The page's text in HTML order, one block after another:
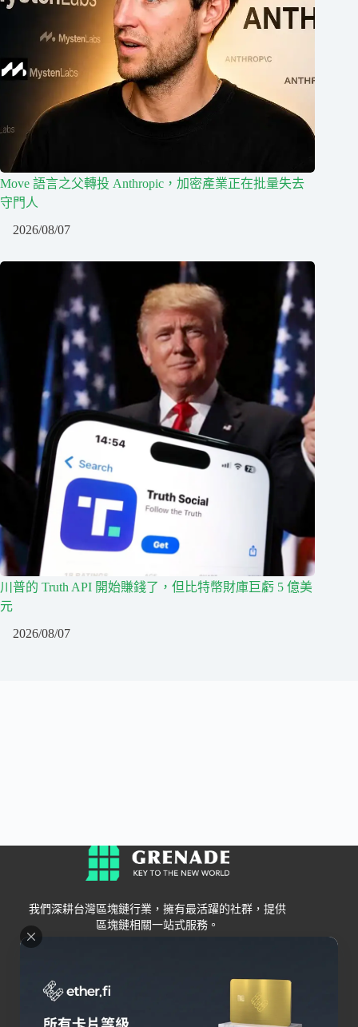
Move 語言之父轉投 Anthropic，加密產業正在批量失去
守門人
2026/08/07
川普的 Truth API 開始賺錢了，但比特幣財庫巨虧 5 億美
元
2026/08/07
我們深耕台灣區塊鏈行業，擁有最活躍的社群，提供
區塊鏈相關一站式服務。
Grenade
關於我們
交易所